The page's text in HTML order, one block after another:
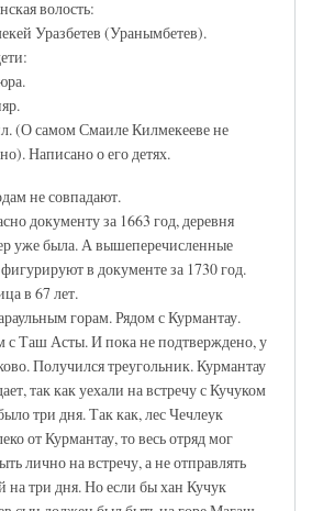
волость:
Уразбетев (Уранымбетев).
(О самом Смаиле Килмекееве не
Написано о его детях.
не совпадают.
документу за 1663 год, деревня
уже была. А вышеперечисленные
в документе за 1730 год.
в 67 лет.
горам. Рядом с Курмантау.
с Таш Асты. И пока не подтверждено, у
Получился треугольник. Курмантау
так как уехали на встречу с Кучуком
три дня. Так как, лес Чечлеук
от Курмантау, то весь отряд мог
лично на встречу, а не отправлять
на три дня. Но если бы хан Кучук